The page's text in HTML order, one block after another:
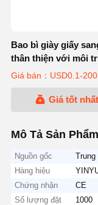
Bao bì giày giấy
thân thiện với môi
Giá bán：USD0.1-200
Giá tốt nhất
Mô Tả Sản Phẩm
Nguồn gốc
Trung
Hàng hiệu
Chứng nhận
CE
Số lượng đặt
1000